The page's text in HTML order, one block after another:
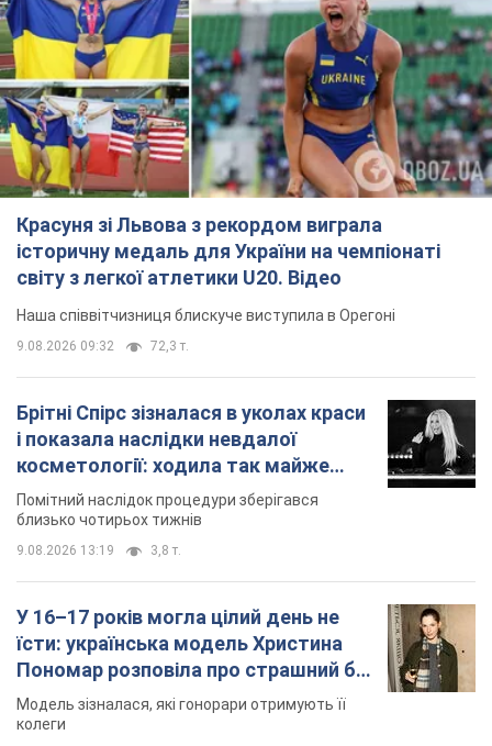
Красуня зі Львова з рекордом виграла
історичну медаль для України на чемпіонаті
світу з легкої атлетики U20. Відео
Наша співвітчизниця блискуче виступила в Орегоні
9.08.2026 09:32 72,3 т.
Брітні Спірс зізналася в уколах краси
і показала наслідки невдалої
косметології: ходила так майже
місяць
Помітний наслідок процедури зберігався
близько чотирьох тижнів
9.08.2026 13:19 3,8 т.
У 16–17 років могла цілий день не
їсти: українська модель Христина
Пономар розповіла про страшний бік
модельної кар’єри
Модель зізналася, які гонорари отримують її
колеги